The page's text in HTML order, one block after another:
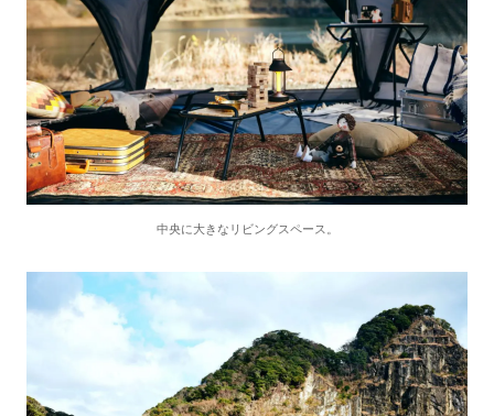
中央に大きなリビングスペース。